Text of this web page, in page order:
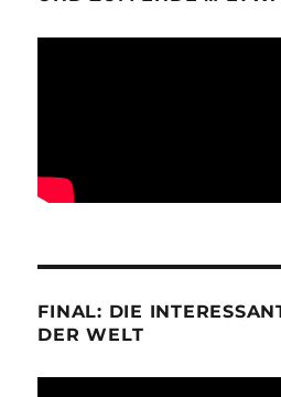
FINAL: DIE
DER WELT